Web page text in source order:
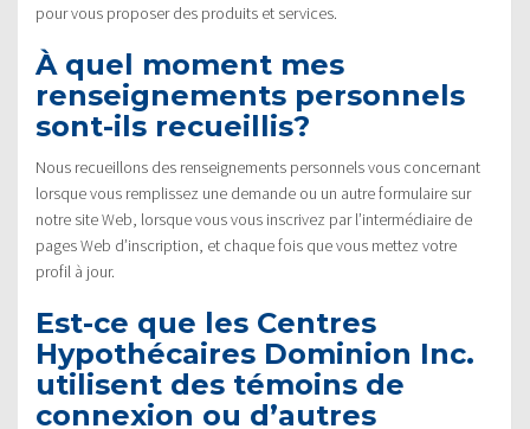
pour vous proposer des produits et services.
À quel moment mes
renseignements personnels
sont-ils recueillis?
Nous recueillons des renseignements personnels vous concernant
lorsque vous remplissez une demande ou un autre formulaire sur
notre site Web, lorsque vous vous inscrivez par l’intermédiaire de
pages Web d’inscription, et chaque fois que vous mettez votre
profil à jour.
Est-ce que les Centres
Hypothécaires Dominion Inc.
utilisent des témoins de
connexion ou d’autres